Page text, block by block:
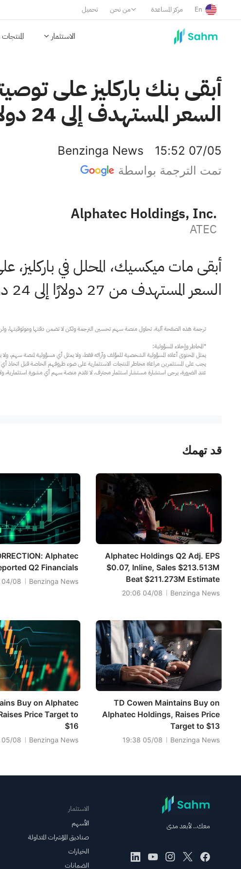
تحميل من نحن مركز المساعدة En
الاستثمار المنتجات
أبقى بنك باركليز على
السعر المستهدف إلى 24 دولارًا.
Benzinga News
15:52 07/05
تمت الترجمة بواسطة
Alphatec Holdings, Inc.
ATEC
أبقى مات ميكسيك، المحلل في
السعر المستهدف من 27 دولارًا إلى 24 دولارًا.
عند الضرورة، يرجى استشارة مستشار استثمار محترف. لا تقدم منصة سهم أي مشورة استثمارية،
قد تهمك
Alphatec Holdings Q2 Adj. EPS
$0.07, Inline, Sales $213.513M
Beat $211.273M Estimate
Benzinga News
04/08 20:06
Alphatec
Q2 Financials
Benzinga News
04/08 20:30
TD Cowen Maintains Buy on
Alphatec Holdings, Raises Price
Target to $13
Benzinga News
05/08 19:38
Buy on Alphatec
Price Target to
$16
Benzinga News
05/08 20:52
معك.. لأبعد مدى
الاستثمار
الأسهم
صناديق المؤشرات المتداولة
الخيارات
الضمانات